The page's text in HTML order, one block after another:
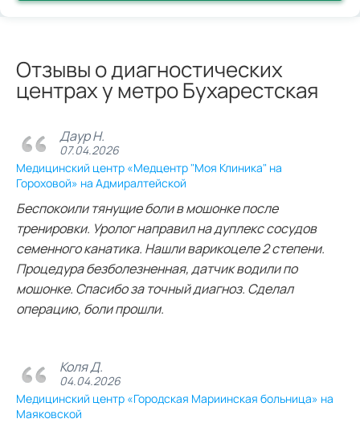
Отзывы о диагностических
центрах у метро Бухарестская
Даур Н.
07.04.2026
Медицинский центр «Медцентр "Моя Клиника" на
Гороховой» на Адмиралтейской
Беспокоили тянущие боли в мошонке после
тренировки. Уролог направил на дуплекс сосудов
семенного канатика. Нашли варикоцеле 2 степени.
Процедура безболезненная, датчик водили по
мошонке. Спасибо за точный диагноз. Сделал
операцию, боли прошли.
Коля Д.
04.04.2026
Медицинский центр «Городская Мариинская больница» на
Маяковской